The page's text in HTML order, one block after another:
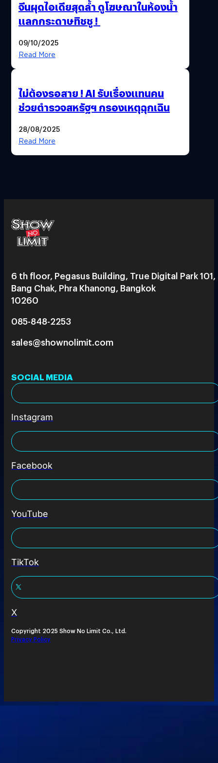
จีนผุดไอเดียสุดล้ำ ดูโฆษณาในห้องน้ำ
แลกกระดาษทิชชู !
09/10/2025
Read More
ไม่ต้องรอสาย ! AI รับเรื่องแทนคน
ช่วยตำรวจสหรัฐฯ กรองเหตุฉุกเฉิน
28/08/2025
Read More
6 th floor, Pegasus Building, True Digital Park 101,
Bang Chak, Phra Khanong, Bangkok
10260
085-848-2253
sales@shownolimit.com
SOCIAL MEDIA
Instagram
Facebook
YouTube
TikTok
X
Copyright 2025 Show No Limit Co., Ltd.
Privacy Policy